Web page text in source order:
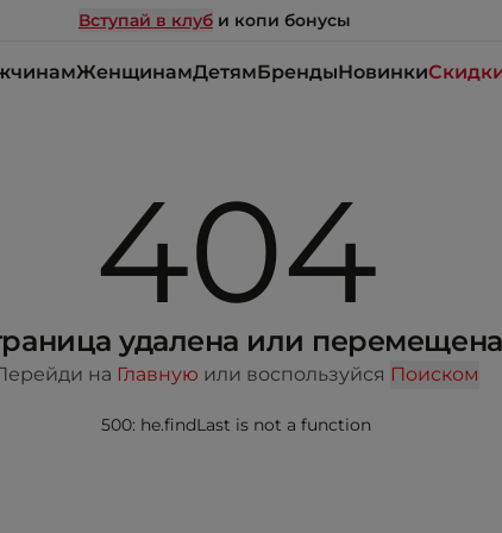
Вступай в клуб и копи бонусы
ЖенщинамДетямБрендыНовинки
404
удалена или перемещена
на Главную или воспользуйся Поиском
500: he.findLast is not a function